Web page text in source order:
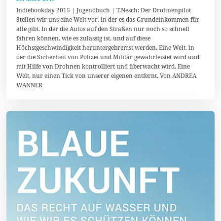
7
.
A
u
g
u
s
t
2
0
1
Indiebookday 2015 | Jugendbuch | T.Nesch: Der Drohnenpilot
Stellen wir uns eine Welt vor, in der es das Grundeinkommen für
alle gibt. In der die Autos auf den Straßen nur noch so schnell
fahren können, wie es zulässig ist, und auf diese
Höchstgeschwindigkeit heruntergebremst werden. Eine Welt, in
der die Sicherheit von Polizei und Militär gewährleistet wird und
mit Hilfe von Drohnen kontrolliert und überwacht wird. Eine
Welt, nur einen Tick von unserer eigenen entfernt. Von ANDREA
WANNER